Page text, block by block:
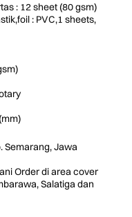
: 12 sheet (80 gsm)
: PVC,1 sheets,
Semarang, Jawa
Order di area cover
Salatiga dan